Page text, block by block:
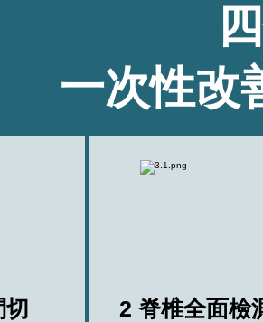
一次性改
2 脊椎全面檢